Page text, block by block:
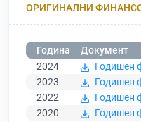
ОРИГИНАЛНИ
Година
Документ
2024
Годишен
2023
Годишен
2022
Годишен
2020
Годишен